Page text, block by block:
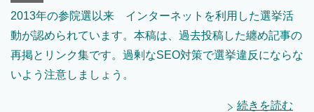
2013年の参院選以来 インターネットを利用した選挙活
動が認められています。本稿は、過去投稿した纏め記事の
再掲とリンク集です。過剰なSEO対策で選挙違反にならな
いよう注意しましょう。
続きを読む